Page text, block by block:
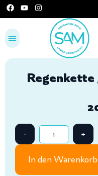
In den